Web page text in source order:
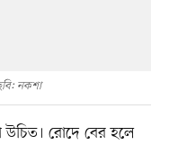
নকশা
রোদে বের হলে